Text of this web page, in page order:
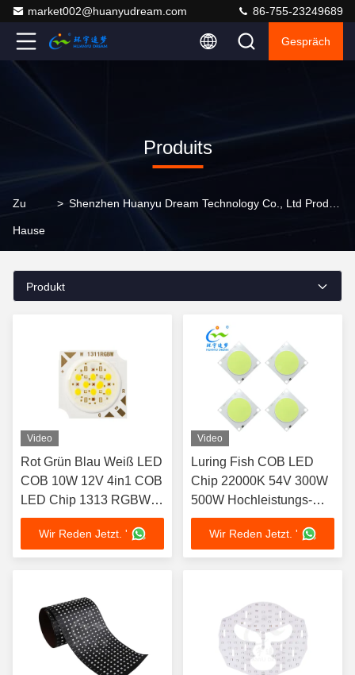
market002@huanyudream.com 86-755-23249689
Gespräch
Produits
Zu
Hause
>
Produkt
Video
Rot Grün Blau Weiß LED
COB 10W 12V 4in1 COB
LED Chip 1313 RGBW
COB LED Chips
abstimmbarer COB LED
Chip neues Design
Farben Gleichmäßig
verteiltes Licht
Wir Reden Jetzt. '
Video
Luring Fish COB LED
Chip 22000K 54V 300W
500W Hochleistungs-
LED COB
Wir Reden Jetzt. '